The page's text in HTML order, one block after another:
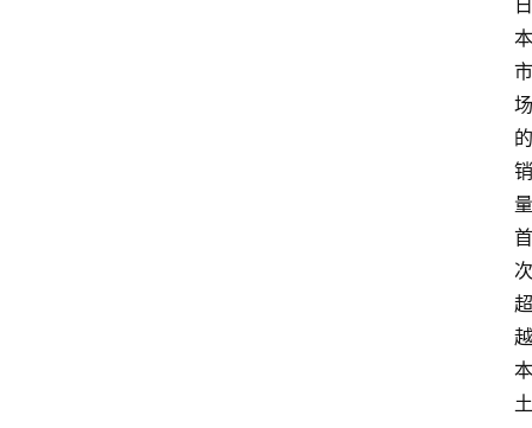
日
本
市
场
的
销
量
首
次
超
越
本
土